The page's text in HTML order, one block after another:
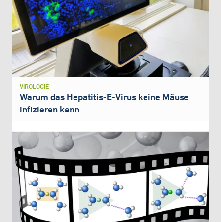
VIROLOGIE
Warum das Hepatitis-E-Virus keine Mäuse
infizieren kann